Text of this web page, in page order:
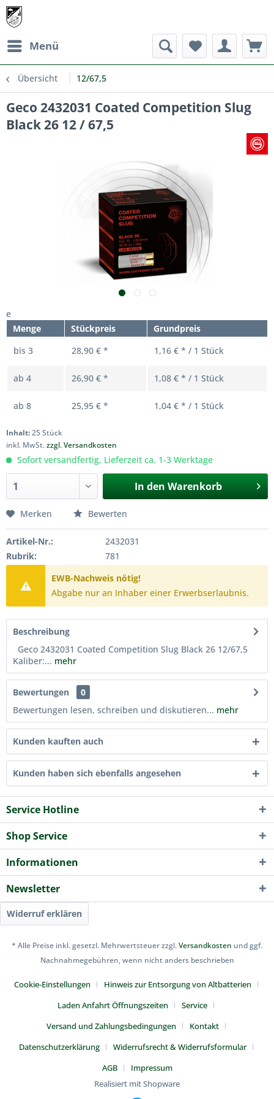
Menü
Übersicht 12/67,5
Geco 2432031 Coated Competition Slug
Black 26 12 / 67,5
e
Menge
Stückpreis
Grundpreis
bis 3 28,90 € * 1,16 € * / 1 Stück
ab 4 26,90 € * 1,08 € * / 1 Stück
ab 8 25,95 € * 1,04 € * / 1 Stück
Inhalt:25 Stück
inkl. MwSt.zzgl. Versandkosten
Sofort versandfertig, Lieferzeit ca. 1-3 Werktage
In den Warenkorb
Merken Bewerten
Artikel-Nr.:
2432031
Rubrik:
781
EWB-Nachweis nötig!
Abgabe nur an Inhaber einer Erwerbserlaubnis.
Beschreibung
Geco 2432031 Coated Competition Slug Black 26 12/67,5
Kaliber:... mehr
Bewertungen
0
Bewertungen lesen, schreiben und diskutieren... mehr
Kunden kauften auch
Kunden haben sich ebenfalls angesehen
Service Hotline
Shop Service
Informationen
Newsletter
Widerruf erklären
* Alle Preise inkl. gesetzl. Mehrwertsteuer zzgl.Versandkosten und ggf.
Nachnahmegebühren, wenn nicht anders beschrieben
Cookie-Einstellungen
Hinweis zur Entsorgung von Altbatterien
Laden Anfahrt Öffnungszeiten
Service
Versand und Zahlungsbedingungen
Kontakt
Datenschutzerklärung
Widerrufsrecht & Widerrufsformular
AGB
Impressum
Realisiert mit Shopware